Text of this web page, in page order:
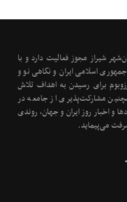
شیراز مجوز فعالیت دارد و با
اسلامی ایران و نگاهی نو و
برای رسیدن به اهداف تلاش
مشارکت‌پذیری از جامعه در
و اخبار روز ایران و جهان، روندی
می‌پیماید.